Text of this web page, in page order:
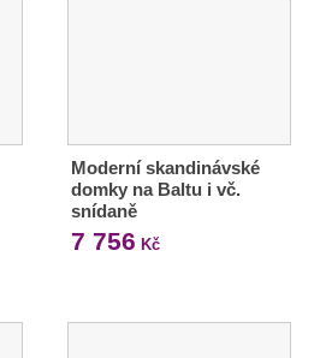
Moderní skandinávské
domky na Baltu i vč.
snídaně
7 756 Kč